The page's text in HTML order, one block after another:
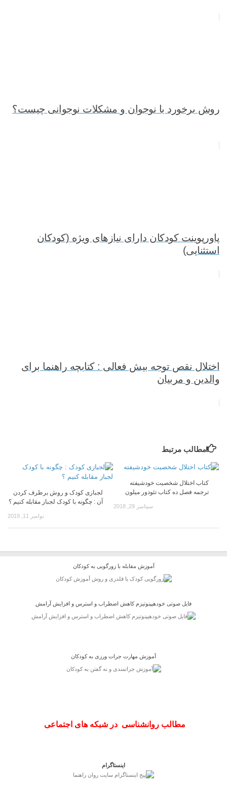
روش برخورد با نوجوان و مشکلات نوجوانی چیست؟
پاورپوینت کودکان دارای نیازهای ویژه (کودکان
استثنایی)
اختلال نقص توجه بیش فعالی : کتابچه راهنما برای
والدین و مربیان
مطالب مرتبط
لجبازی کودک و روش برطرف کردن
آن : چگونه با کودک لجباز مقابله کنیم ؟
نوامبر 11, 2019
کتاب اختلال شخصيت خودشيفته
ترجمه فصل ده کتاب تئودور میلون
سپتامبر 29, 2018
آموزش مقابله با زورگویی به کودکان
فایل صوتی خودهیپنوتیزم کاهش اضطراب و استرس و افزایش آرامش
آموزش مهارت جرات ورزی به کودکان
مطالب روانشناسی در شبکه های اجتماعی
اینستاگرام